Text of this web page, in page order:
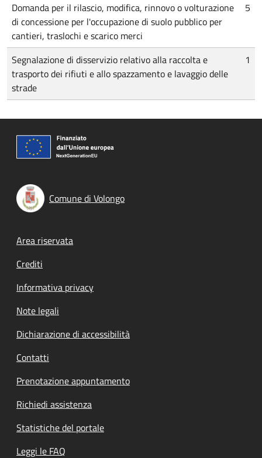
Domanda per il rilascio, modifica, rinnovo o volturazione
di concessione per l'occupazione di suolo pubblico per
cantieri, traslochi e scarico merci
5
Segnalazione di disservizio relativo alla raccolta e
trasporto dei rifiuti e allo spazzamento e lavaggio delle
strade
1
Comune di Volongo
Footer menu
Area riservata
Crediti
Informativa privacy
Note legali
Dichiarazione di accessibilità
Contatti
Prenotazione appuntamento
Richiedi assistenza
Statistiche del portale
Leggi le FAQ